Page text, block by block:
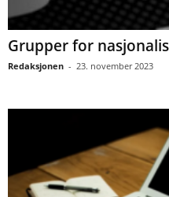
Grupper for
Redaksjonen - 23. november 2023